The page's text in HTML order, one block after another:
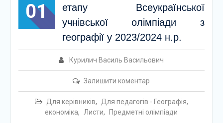
01
етапу Всеукраїнської
учнівської олімпіади з
географії у 2023/2024 н.р.
Курилич Василь Васильович
Залишити коментар
Для керівників,
Для педагогів - Географія,
економіка, Листи,
Предметні олімпіади